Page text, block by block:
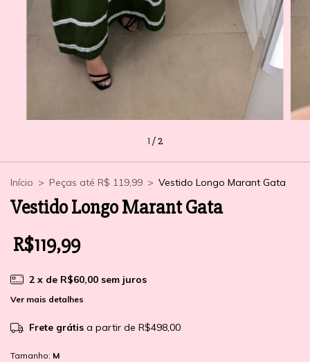
1 /2
Início > Peças até R$ 119,99 > Vestido Longo Marant Gata
Vestido Longo Marant Gata
R$119,99
2 x de R$60,00 sem juros
Ver mais detalhes
Frete grátis a partir de R$498,00
Tamanho: M